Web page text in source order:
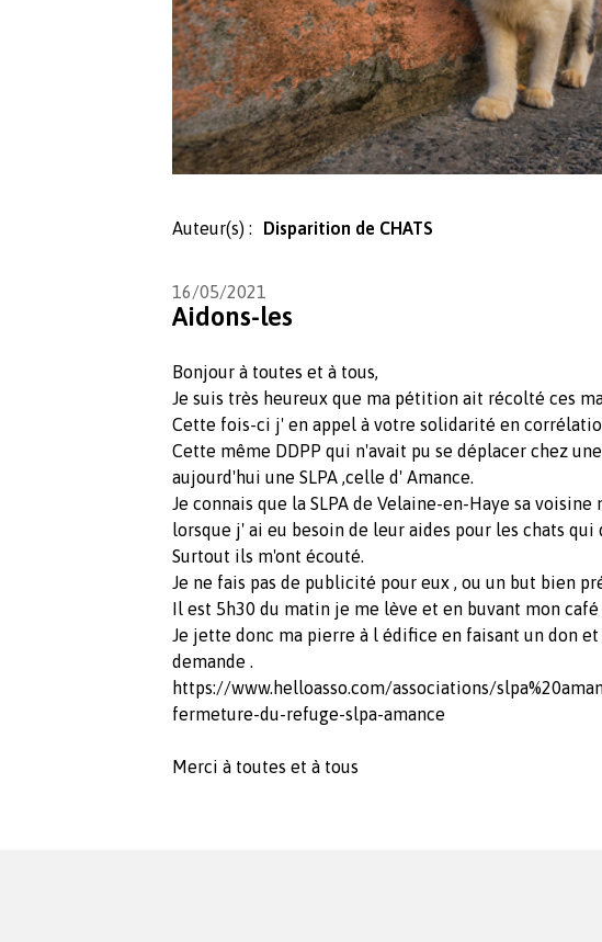
Auteur(s) : Disparition de CHATS
16/05/2021
Aidons-les
Bonjour à toutes et à tous,
Je suis très heureux que ma pétition ait récolté ces
Cette fois-ci j' en appel à votre solidarité en
Cette même DDPP qui n'avait pu se déplacer chez
aujourd'hui une SLPA ,celle d' Amance.
Je connais que la SLPA de Velaine-en-Haye sa
lorsque j' ai eu besoin de leur aides pour les chats qui
Surtout ils m'ont écouté.
Je ne fais pas de publicité pour eux , ou un but bien
Il est 5h30 du matin je me lève et en buvant mon
Je jette donc ma pierre à l édifice en faisant un don
demande .
https://www.helloasso.com/associations/
fermeture-du-refuge-slpa-amance
Merci à toutes et à tous